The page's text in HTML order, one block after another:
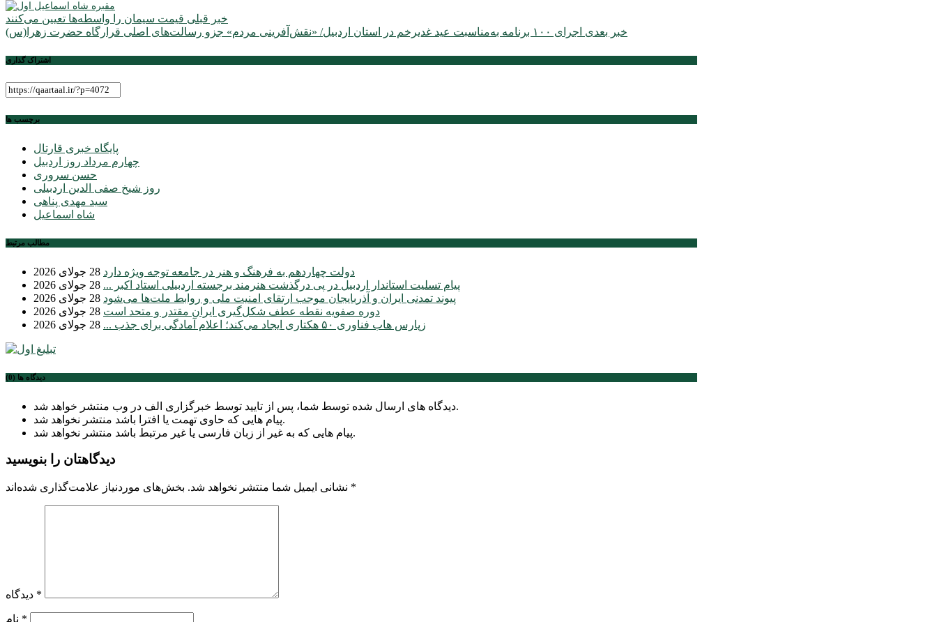
راهبری
نوشته
خبر قبلی قیمت سیمان را واسطه‌ها تعیین می‌کنند
خبر بعدی اجرای ۱۰۰ برنامه به‌مناسبت عید غدیرخم در استان اردبیل/ «نقش‌آفرینی مردم» جزو رسالت‌های اصلی قرارگاه حضرت زهرا(س)
اشتراک گذاری
برچسب ها
پایگاه خبری قارتال
چهارم مرداد روز اردبیل
حسن سروری
روز شیخ صفی الدین اردبیلی
سید مهدی پناهی
شاه اسماعیل
مطالب مرتبط
دولت چهاردهم به فرهنگ و هنر در جامعه توجه ویژه دارد 28 جولای 2026
پیام تسلیت استاندار اردبیل در پی درگذشت هنرمند برجسته اردبیلی استاد اکبر ... 28 جولای 2026
پیوند تمدنی ایران و آذربایجان موجب ارتقای امنیت ملی و روابط ملت‌ها می‌شود 28 جولای 2026
دوره صفویه نقطه عطف شکل‌گیری ایران مقتدر و متحد است 28 جولای 2026
زپارس هاب فناوری ۵۰ هکتاری ایجاد می‌کند؛ اعلام آمادگی برای جذب ...
28 جولای 2026
دیدگاه ها (0)
دیدگاه های ارسال شده توسط شما، پس از تایید توسط خبرگزاری الف در وب منتشر خواهد شد.
پیام هایی که حاوی تهمت یا افترا باشد منتشر نخواهد شد.
پیام هایی که به غیر از زبان فارسی یا غیر مرتبط باشد منتشر نخواهد شد.
دیدگاهتان را بنویسید
نشانی ایمیل شما منتشر نخواهد شد. *
*
*